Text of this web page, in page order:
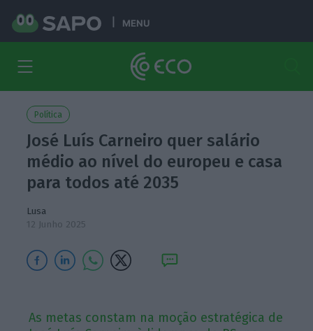
MENU
Política
José Luís Carneiro quer salário
médio ao nível do europeu e casa
para todos até 2035
Lusa
12 Junho 2025
As metas constam na moção estratégica de